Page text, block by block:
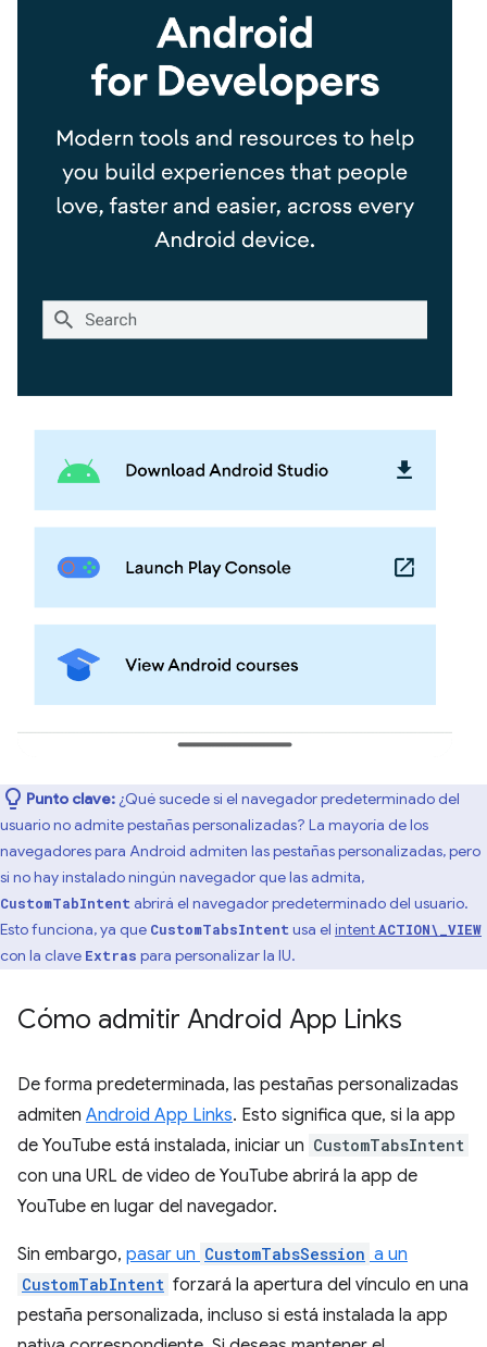
Punto clave: ¿Qué sucede si el navegador predeterminado del
usuario no admite pestañas personalizadas? La mayoría de los
navegadores para Android admiten las pestañas personalizadas, pero
si no hay instalado ningún navegador que las admita,
CustomTabIntent abrirá el navegador predeterminado del usuario.
Esto funciona, ya que CustomTabsIntent usa el intentACTION\_VIEW
con la clave Extras para personalizar la IU.
Cómo admitir Android App Links
De forma predeterminada, las pestañas personalizadas
admiten Android App Links. Esto significa que, si la app
de YouTube está instalada, iniciar un CustomTabsIntent
con una URL de video de YouTube abrirá la app de
YouTube en lugar del navegador.
Sin embargo, pasar un CustomTabsSession a un
CustomTabIntent forzará la apertura del vínculo en una
pestaña personalizada, incluso si está instalada la app